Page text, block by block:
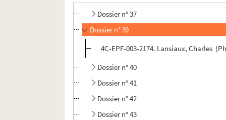
Dossier n° 37
Dossier n° 39
4C-EPF-003-2174. Lansiaux, Charles
Dossier n° 40
Dossier n° 41
Dossier n° 42
Dossier n° 43